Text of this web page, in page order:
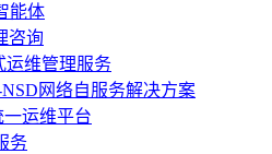
能体
咨询
运维管理服务
NSD网络自服务解决方案
一运维平台
务